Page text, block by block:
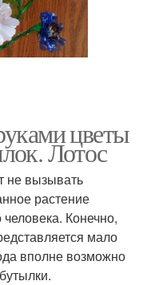
цветы
Лотос
не вызывать
растение
Конечно,
мало
вполне возможно